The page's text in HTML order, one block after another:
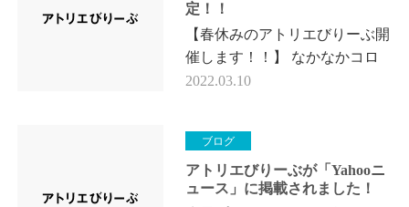
定！！
【春休みのアトリエびりーぶ開
催します！！】 なかなかコロ
ナ禍が収まらない状況が続いて
て「春…
2022.03.10
ブログ
アトリエびりーぶが「Yahooニ
ュース」に掲載されました！